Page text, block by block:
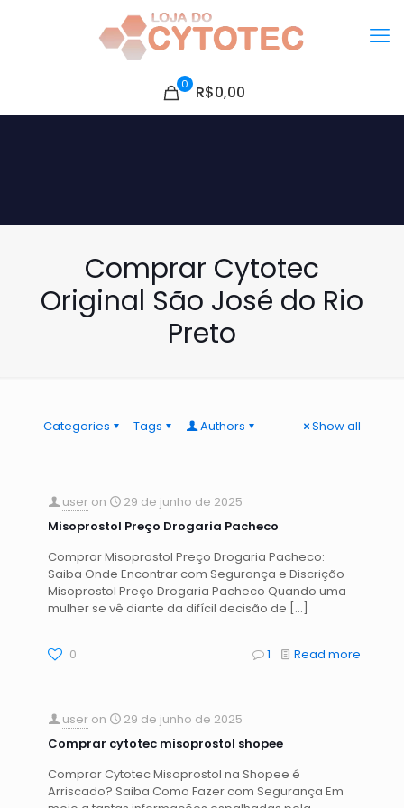
0 R$0,00
Comprar Cytotec
Original São José do Rio
Preto
Categories Tags Authors Show all
user on
29 de junho de 2025
Misoprostol Preço Drogaria Pacheco
Comprar Misoprostol Preço Drogaria Pacheco:
Saiba Onde Encontrar com Segurança e Discrição
Misoprostol Preço Drogaria Pacheco Quando uma
mulher se vê diante da difícil decisão de […]
0 1 Read more
user on
29 de junho de 2025
Comprar cytotec misoprostol shopee
Comprar Cytotec Misoprostol na Shopee é
Arriscado? Saiba Como Fazer com Segurança Em